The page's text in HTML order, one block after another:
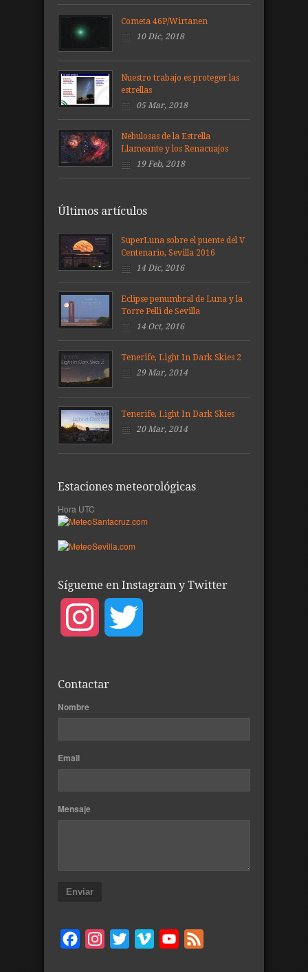
Cometa 46P/Wirtanen
10 Dic, 2018
Nuestro trabajo es proteger las
estrellas
05 Mar, 2018
Nebulosas de la Estrella
Llameante y los Renacuajos
19 Feb, 2018
Últimos artículos
SuperLuna sobre el puente del V
Centenario, Sevilla 2016
14 Dic, 2016
Eclipse penumbral de Luna y la
Torre Pelli de Sevilla
14 Oct, 2016
Tenerife, Light In Dark Skies 2
29 Mar, 2014
Tenerife, Light In Dark Skies
20 Mar, 2014
Estaciones meteorológicas
Hora UTC
Sígueme en Instagram y Twitter
Instagram
Contactar
Nombre
Email
Mensaje
Enviar
FacebookInstagram
Twitter Vimeo YouTube